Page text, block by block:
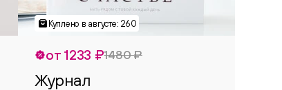
от 1233 ₽1480 ₽
Журнал